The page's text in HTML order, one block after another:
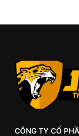
CÔNG TY CỔ